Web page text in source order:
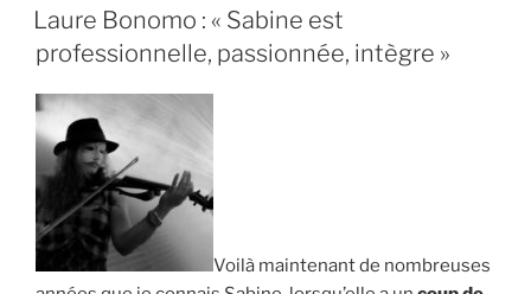
« Sabine
est
curieuse,
discrète
et
LE
Laure Bonomo : « Sabine est
professionnelle, passionnée, intègre »
Voilà maintenant de nombreuses